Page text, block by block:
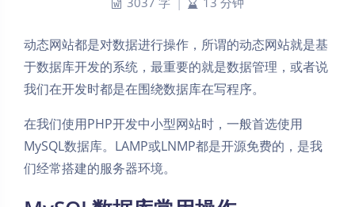
动态网站都是对数据进行操作，所谓的动态网站就是基
于数据库开发的系统，最重要的就是数据管理，或者说
我们在开发时都是在围绕数据库在写程序。
在我们使用PHP开发中小型网站时，一般首选使用
MySQL数据库。LAMP或LNMP都是开源免费的，是我
们经常搭建的服务器环境。